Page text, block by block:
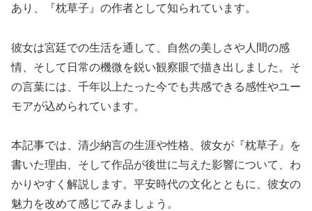
あり、『枕草子』の作者として知られています。
彼女は宮廷での生活を通して、自然の美しさや人間の感
情、そして日常の機微を鋭い観察眼で描き出しました。そ
の言葉には、千年以上たった今でも共感できる感性やユー
モアが込められています。
本記事では、清少納言の生涯や性格、彼女が『枕草子』を
書いた理由、そして作品が後世に与えた影響について、わ
かりやすく解説します。平安時代の文化とともに、彼女の
魅力を改めて感じてみましょう。